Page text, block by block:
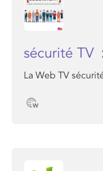
sécurité TV
La Web TV